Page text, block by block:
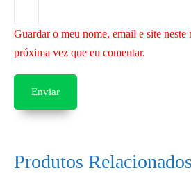
Guardar o meu nome, email e site neste
próxima vez que eu comentar.
Produtos Relacionados